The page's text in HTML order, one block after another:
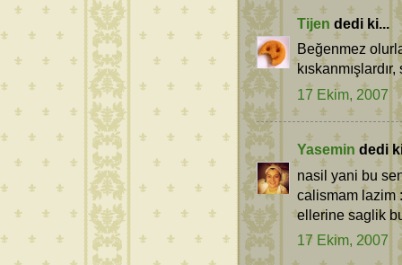
Tijen dedi ki...
Beğenmez
17 Ekim, 2007
Yasemin dedi
nasil yani bu
calismam lazim
ellerine saglik
17 Ekim, 2007